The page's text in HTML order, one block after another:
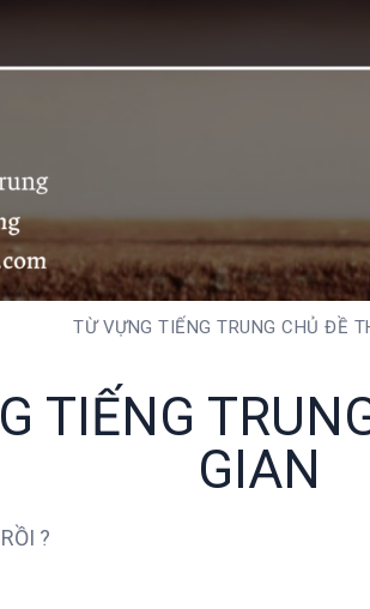
TỪ VỰNG TIẾNG TRUNG CHỦ ĐỀ
TIẾNG
GIAN
?